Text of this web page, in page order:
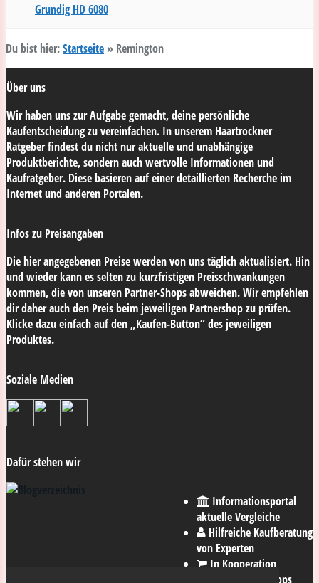
Grundig HD 6080
Du bist hier:Startseite » Remington
Über uns
Wir haben uns zur Aufgabe gemacht, deine persönliche
Kaufentscheidung zu vereinfachen. In unserem Haartrockner
Ratgeber findest du nicht nuraktuelleund unabhängige
Produktberichte, sondern auchwertvolle Informationen und
Kaufratgeber. Diese basieren auf einer detaillierten Recherche im
Internet und anderen Portalen.
Infos zu Preisangaben
Die hier angegebenen Preise werden von uns täglich aktualisiert. Hin
und wieder kann es selten zu kurzfristigen Preisschwankungen
kommen, die von unseren Partner-Shops abweichen. Wir empfehlen
dir daher auch den Preis beim jeweiligen Partnershop zu prüfen.
Klicke dazu einfach auf den „Kaufen-Button“ des jeweiligen
Produktes.
Soziale Medien
Dafür stehen wir
Informationsportal
aktuelle Vergleiche
Hilfreiche Kaufberatung
von Experten
In Kooperation
mit den besten Shops